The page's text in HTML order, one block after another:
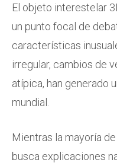
El objeto interestelar
un punto focal de
características
irregular, cambios de
atípica, han generado
mundial.
Mientras la mayoría
busca explicaciones